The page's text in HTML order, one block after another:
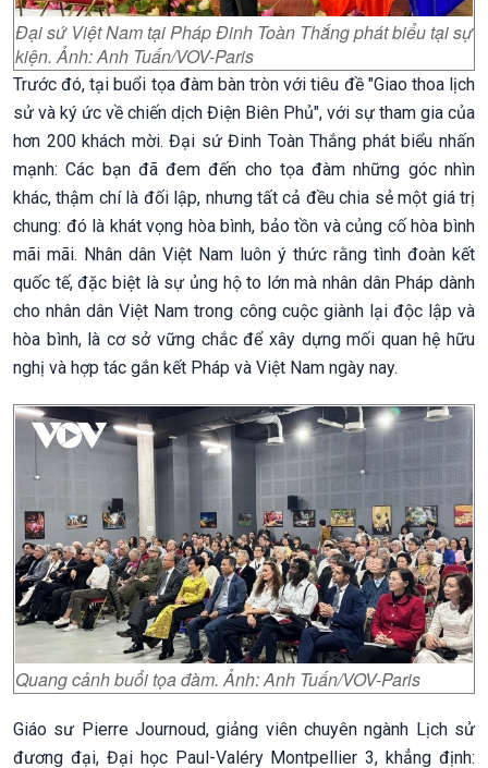
Đại sứ Việt Nam tại Pháp Đinh Toàn Thắng phát biểu tại sự
kiện. Ảnh: Anh Tuấn/VOV-Paris
Trước đó, tại buổi tọa đàm bàn tròn với tiêu đề "Giao thoa lịch
sử và ký ức về chiến dịch Điện Biên Phủ", với sự tham gia của
hơn 200 khách mời. Đại sứ Đinh Toàn Thắng phát biểu nhấn
mạnh: Các bạn đã đem đến cho tọa đàm những góc nhìn
khác, thậm chí là đối lập, nhưng tất cả đều chia sẻ một giá trị
chung: đó là khát vọng hòa bình, bảo tồn và củng cố hòa bình
mãi mãi. Nhân dân Việt Nam luôn ý thức rằng tình đoàn kết
quốc tế, đặc biệt là sự ủng hộ to lớn mà nhân dân Pháp dành
cho nhân dân Việt Nam trong công cuộc giành lại độc lập và
hòa bình, là cơ sở vững chắc để xây dựng mối quan hệ hữu
nghị và hợp tác gắn kết Pháp và Việt Nam ngày nay.
Quang cảnh buổi tọa đàm. Ảnh: Anh Tuấn/VOV-Paris
Giáo sư Pierre Journoud, giảng viên chuyên ngành Lịch sử
đương đại, Đại học Paul-Valéry Montpellier 3, khẳng định: